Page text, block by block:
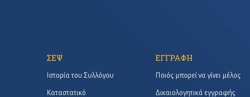
ΣΕΨ
Ιστορία του Συλλόγου
Καταστατικό
ΕΓΓΡΑΦΗ
Ποιός μπορεί να γίνει μέλος
Δικαιολογητικά εγγραφής